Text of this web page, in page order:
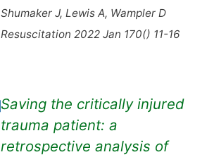
Shumaker J, Lewis A, Wampler D
Resuscitation 2022 Jan 170() 11-16
Saving the critically injured
trauma patient: a
retrospective analysis of